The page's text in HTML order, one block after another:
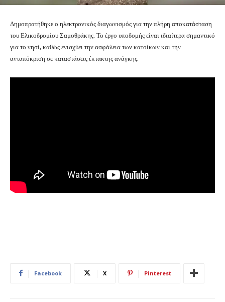
Δημοπρατήθηκε ο ηλεκτρονικός διαγωνισμός για την πλήρη αποκατάσταση
του Ελικοδρομίου Σαμοθράκης. Το έργο υποδομής είναι ιδιαίτερα σημαντικό
για το νησί, καθώς ενισχύει την ασφάλεια των κατοίκων και την
ανταπόκριση σε καταστάσεις έκτακτης ανάγκης.
Facebook X Pinterest